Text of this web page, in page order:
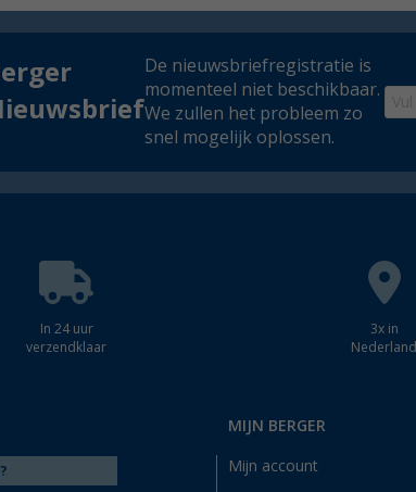
De nieuwsbriefregistratie is
momenteel niet beschikbaar.
We zullen het probleem zo
snel mogelijk oplossen.
In 24 uur
verzendklaar
3x in
Nederland
MIJN BERGER
Mijn account